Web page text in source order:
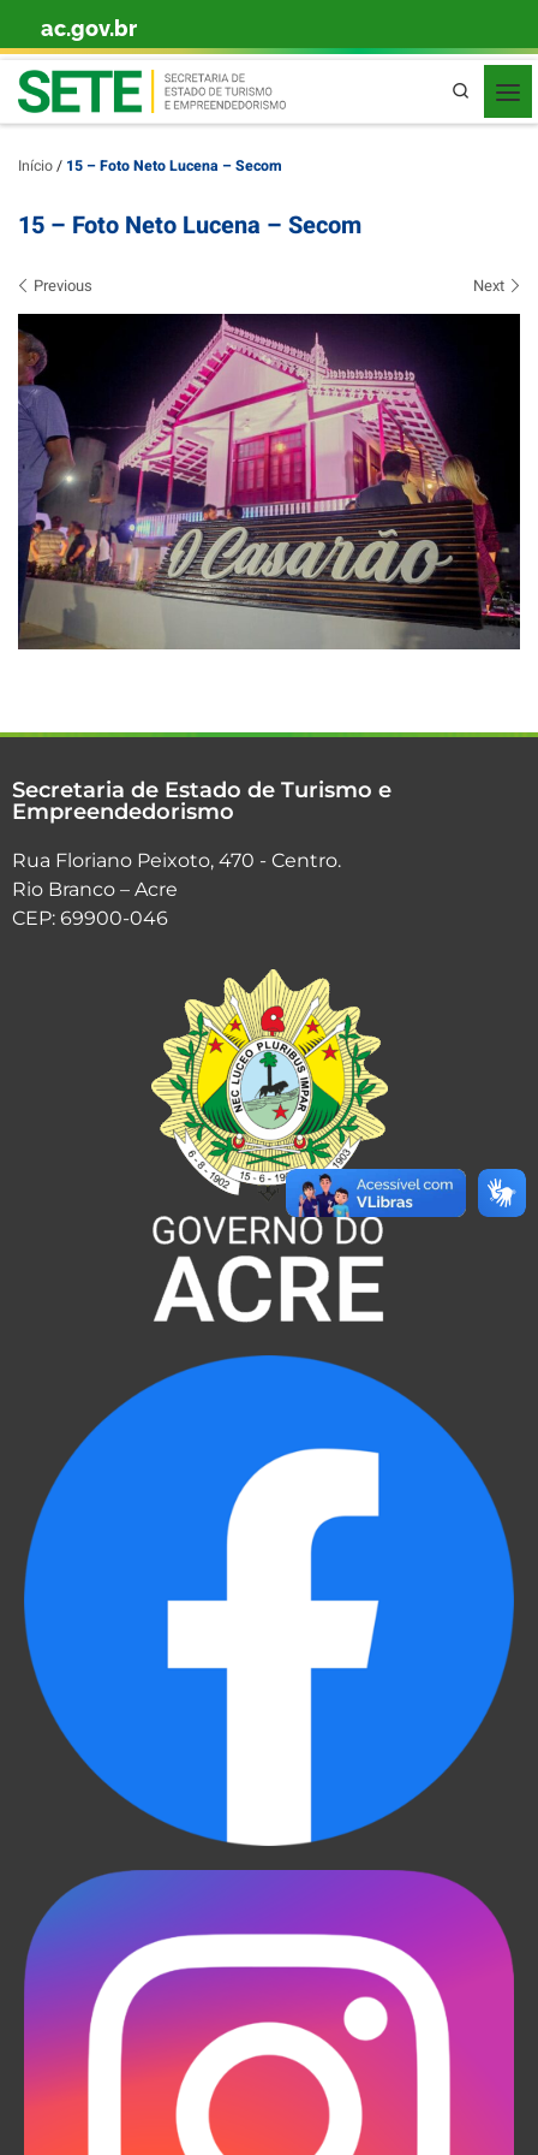
Skip to content
ac.gov.br
Pesquisa
Início/ 15 – Foto Neto Lucena – Secom
15 – Foto Neto Lucena – Secom
Images navigation
Previous Next
Secretaria de Estado de Turismo e
Empreendedorismo
Rua Floriano Peixoto, 470 - Centro.
Rio Branco – Acre
CEP: 69900-046